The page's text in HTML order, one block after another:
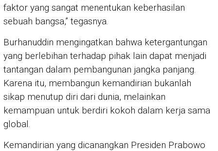
faktor yang sangat menentukan keberhasilan
sebuah bangsa,” tegasnya.
Burhanuddin mengingatkan bahwa ketergantungan
yang berlebihan terhadap pihak lain dapat menjadi
tantangan dalam pembangunan jangka panjang.
Karena itu, membangun kemandirian bukanlah
sikap menutup diri dari dunia, melainkan
kemampuan untuk berdiri kokoh dalam kerja sama
global.
Kemandirian yang dicanangkan Presiden Prabowo